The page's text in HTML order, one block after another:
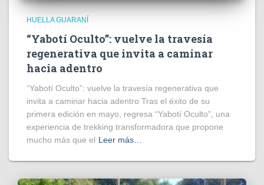
HUELLA GUARANÍ
“Yabotí Oculto”: vuelve la travesía
regenerativa que invita a caminar
hacia adentro
“Yabotí Oculto”: vuelve la travesía regenerativa que
invita a caminar hacia adentro Tras el éxito de su
primera edición en mayo, regresa “Yabotí Oculto”, una
experiencia de trekking transformadora que propone
mucho más que el Leer más…